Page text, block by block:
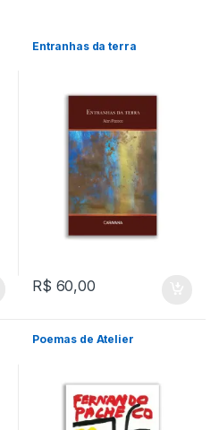
Entranhas da terra
R$ 60,00
Poemas de Atelier